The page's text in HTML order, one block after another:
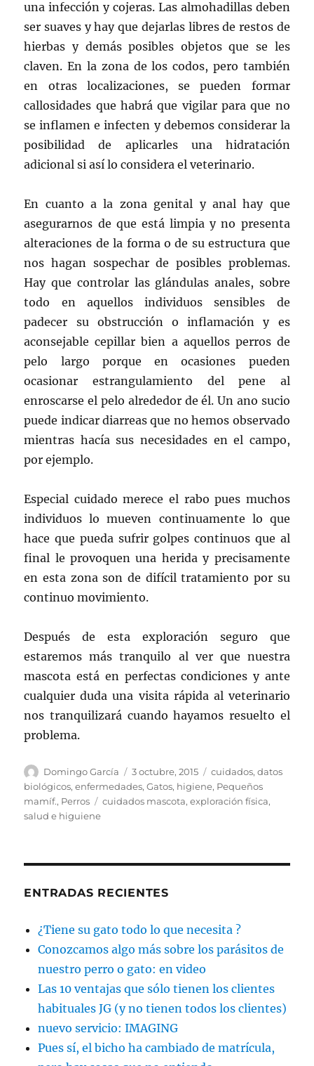
una infección y cojeras. Las almohadillas deben
ser suaves y hay que dejarlas libres de restos de
hierbas y demás posibles objetos que se les
claven. En la zona de los codos, pero también
en otras localizaciones, se pueden formar
callosidades que habrá que vigilar para que no
se inflamen e infecten y debemos considerar la
posibilidad de aplicarles una hidratación
adicional si así lo considera el veterinario.
En cuanto a la zona genital y anal hay que
asegurarnos de que está limpia y no presenta
alteraciones de la forma o de su estructura que
nos hagan sospechar de posibles problemas.
Hay que controlar las glándulas anales, sobre
todo en aquellos individuos sensibles de
padecer su obstrucción o inflamación y es
aconsejable cepillar bien a aquellos perros de
pelo largo porque en ocasiones pueden
ocasionar estrangulamiento del pene al
enroscarse el pelo alrededor de él. Un ano sucio
puede indicar diarreas que no hemos observado
mientras hacía sus necesidades en el campo,
por ejemplo.
Especial cuidado merece el rabo pues muchos
individuos lo mueven continuamente lo que
hace que pueda sufrir golpes continuos que al
final le provoquen una herida y precisamente
en esta zona son de difícil tratamiento por su
continuo movimiento.
Después de esta exploración seguro que
estaremos más tranquilo al ver que nuestra
mascota está en perfectas condiciones y ante
cualquier duda una visita rápida al veterinario
nos tranquilizará cuando hayamos resuelto el
problema.
Autor
Domingo García
Publicado
el
3 octubre, 2015 Categorías
cuidados,datos
biológicos,enfermedades,Gatos, higiene, Pequeños
mamíf., Perros Etiquetas
cuidados mascota,exploración física,
salud e higuiene
ENTRADAS RECIENTES
¿Tiene su gato todo lo que necesita ?
Conozcamos algo más sobre los parásitos de
nuestro perro o gato: en video
Las 10 ventajas que sólo tienen los clientes
habituales JG (y no tienen todos los clientes)
nuevo servicio: IMAGING
Pues sí, el bicho ha cambiado de matrícula,